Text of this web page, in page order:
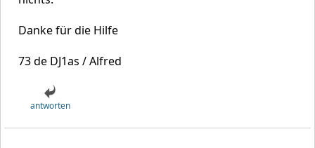
Danke für die Hilfe
73 de DJ1as / Alfred
antworten